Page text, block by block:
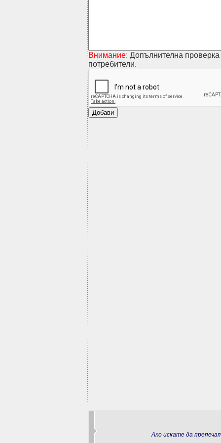
Внимание: Допълнителна
потребители.
Ако искате да